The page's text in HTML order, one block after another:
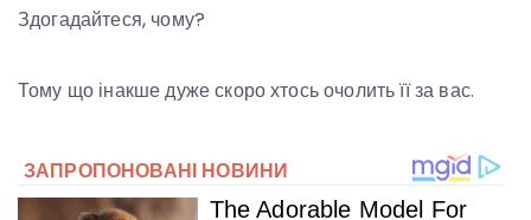
Здогадайтеся, чому?
Тому що інакше дуже скоро хтось очолить її за вас.